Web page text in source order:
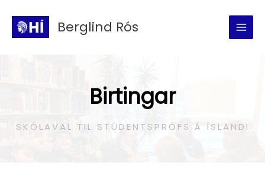
content
Berglind Rós
Birtingar
SKÓLAVAL TIL STÚDENTSPRÓFS Á ÍSLANDI